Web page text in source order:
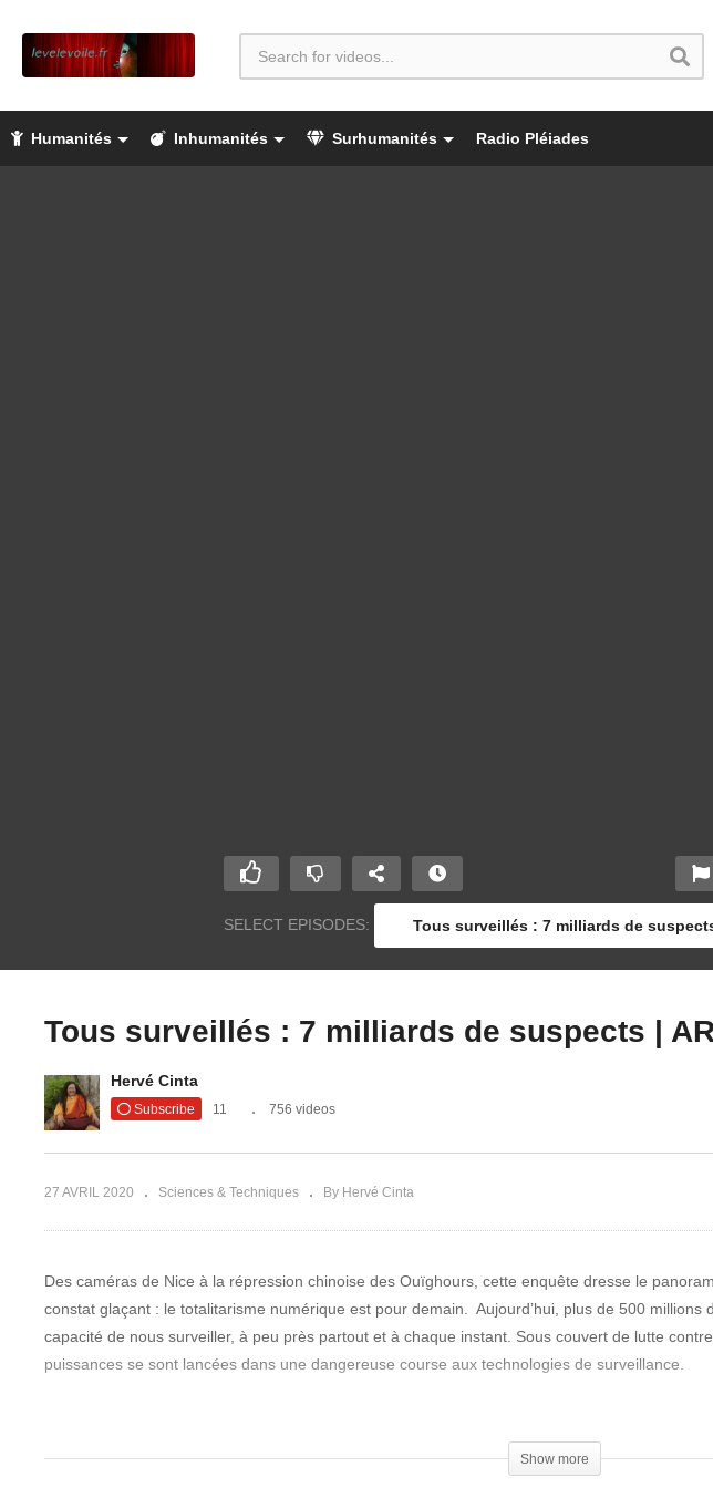
Humanités Inhumanités Surhumanités Radio Pléiades
Monsanto
matière : preuves
scientifiques et effet
Le transhumanisme par
SELECT EPISODES: Tous surveillés : 7 milliards de
Tous surveillés : 7 milliards de suspects |
Hervé Cinta
Subscribe 11 756 videos
27 AVRIL 2020 Sciences & Techniques By Hervé Cinta
Des caméras de Nice à la répression chinoise des Ouïghours, cette enquête dresse le
constat glaçant : le totalitarisme numérique est pour demain. Aujourd’hui, plus de 500
capacité de nous surveiller, à peu près partout et à chaque instant. Sous couvert de lutte
puissances se sont lancées dans une dangereuse course aux technologies de surveillance.
reconnaissance faciale pour identifier les suspects. En Chine, les caméras peuvent repérer les
France, la police utilise des caméras intelligentes qui analysent les émotions et les
Show more